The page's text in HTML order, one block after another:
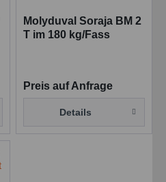
Molyduval Soraja BM 2
T im 180 kg/Fass
Preis auf Anfrage
Details